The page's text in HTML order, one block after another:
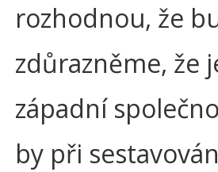
rozhodnou, že
zdůrazněme, že
západní
by při